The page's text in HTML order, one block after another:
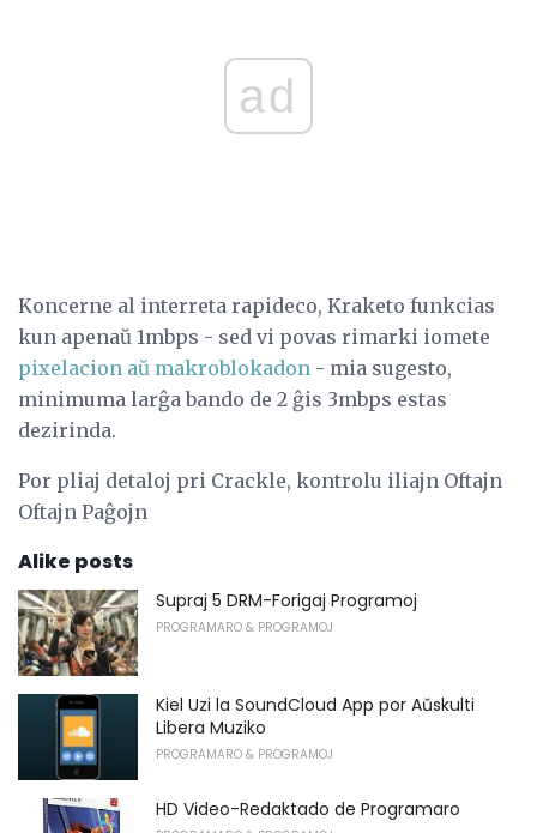
ad
Koncerne al interreta rapideco, Kraketo funkcias
kun apenaŭ 1mbps - sed vi povas rimarki iomete
pixelacion aŭ makroblokadon - mia sugesto,
minimuma larĝa bando de 2 ĝis 3mbps estas
dezirinda.
Por pliaj detaloj pri Crackle, kontrolu iliajn Oftajn
Oftajn Paĝojn
Alike posts
Supraj 5 DRM-Forigaj Programoj
PROGRAMARO & PROGRAMOJ
Kiel Uzi la SoundCloud App por Aŭskulti
Libera Muziko
PROGRAMARO & PROGRAMOJ
HD Video-Redaktado de Programaro